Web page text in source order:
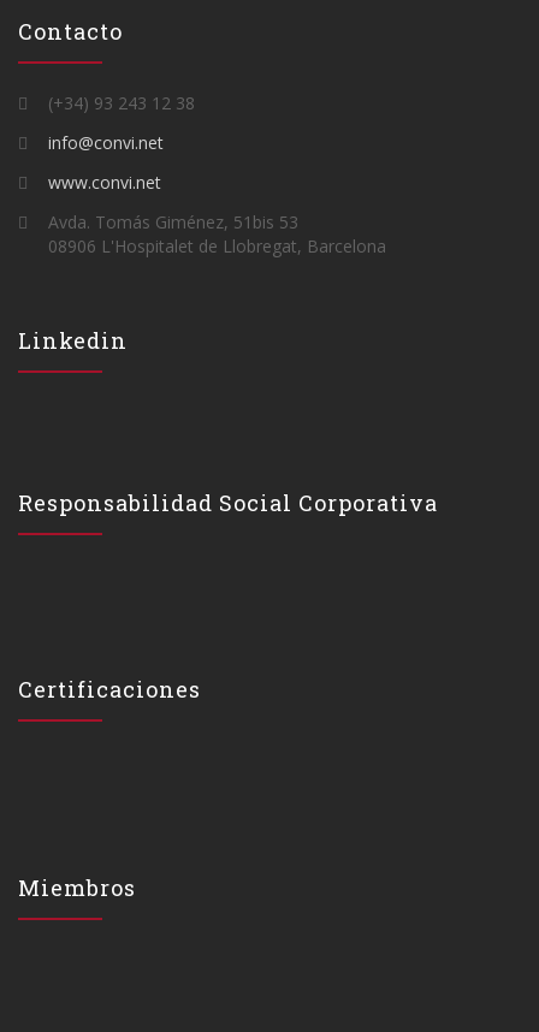
Contacto
(+34) 93 243 12 38
info@convi.net
www.convi.net
Avda. Tomás Giménez, 51bis 53
08906 L'Hospitalet de Llobregat, Barcelona
Linkedin
Responsabilidad Social Corporativa
Certificaciones
Miembros